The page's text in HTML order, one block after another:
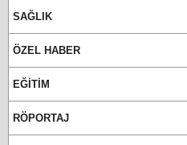
SAĞLIK
ÖZEL HABER
EĞİTİM
RÖPORTAJ